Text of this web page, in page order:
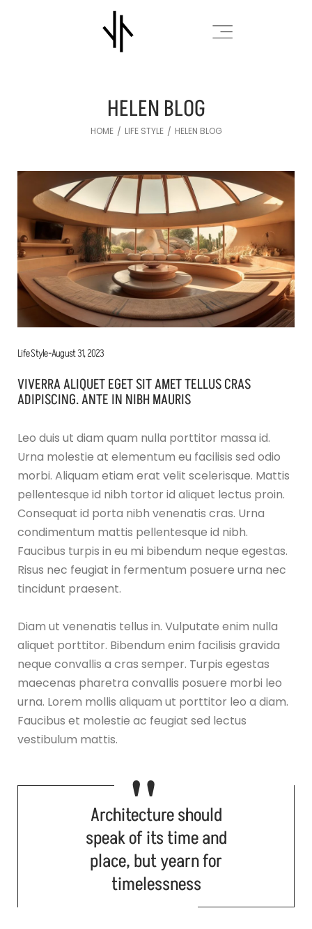
HELEN BLOG
HOME / LIFE STYLE / HELEN BLOG
Life Style August 31, 2023
VIVERRA ALIQUET EGET SIT AMET TELLUS CRAS
ADIPISCING. ANTE IN NIBH MAURIS
Leo duis ut diam quam nulla porttitor massa id.
Urna molestie at elementum eu facilisis sed odio
morbi. Aliquam etiam erat velit scelerisque. Mattis
pellentesque id nibh tortor id aliquet lectus proin.
Consequat id porta nibh venenatis cras. Urna
condimentum mattis pellentesque id nibh.
Faucibus turpis in eu mi bibendum neque egestas.
Risus nec feugiat in fermentum posuere urna nec
tincidunt praesent.
Diam ut venenatis tellus in. Vulputate enim nulla
aliquet porttitor. Bibendum enim facilisis gravida
neque convallis a cras semper. Turpis egestas
maecenas pharetra convallis posuere morbi leo
urna. Lorem mollis aliquam ut porttitor leo a diam.
Faucibus et molestie ac feugiat sed lectus
vestibulum mattis.
Architecture should
speak of its time and
place, but yearn for
timelessness